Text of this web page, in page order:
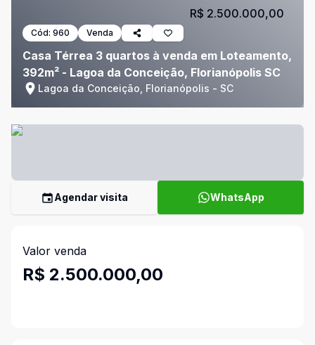
Cód: 960 Venda
Casa Térrea 3 quartos à venda em Loteamento,
392m² - Lagoa da Conceição, Florianópolis SC
Lagoa da Conceição, Florianópolis - SC
R$ 2.500.000,00
Agendar visita WhatsApp
Valor venda
R$ 2.500.000,00